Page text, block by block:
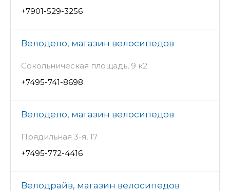
+7901-529-3256
Велодело, магазин велосипедов
Сокольническая площадь, 9 к2
+7495-741-8698
Велодело, магазин велосипедов
Прядильная 3-я, 17
+7495-772-4416
Велодрайв, магазин велосипедов